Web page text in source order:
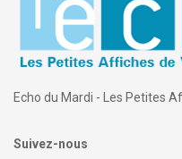
Echo du Mardi - Les Petites
Suivez-nous